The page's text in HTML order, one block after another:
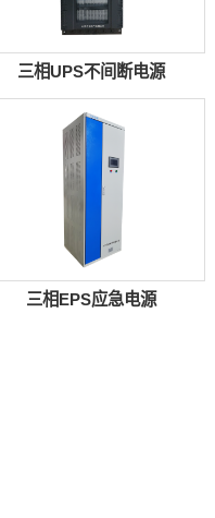
三相UPS不间断电源
三相EPS应急电源